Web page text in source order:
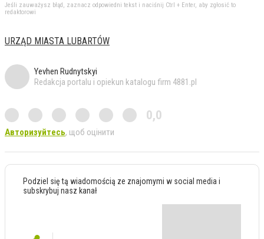
Jeśli zauważysz błąd, zaznacz odpowiedni tekst i naciśnij Ctrl + Enter, aby zgłosić to
redaktorowi
URZĄD MIASTA LUBARTÓW
Yevhen Rudnytskyi
Redakcja portalu i opiekun katalogu firm 4881.pl
0,0
Авторизуйтесь, щоб оцінити
Podziel się tą wiadomością ze znajomymi w social media i
subskrybuj nasz kanał